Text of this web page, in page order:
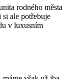
rodného města
si ale potřebuje
v luxusním